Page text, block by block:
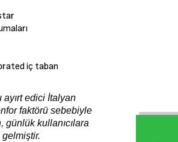
iç taban
ayırt edici İtalyan
faktörü sebebiyle
günlük kullanıcılara